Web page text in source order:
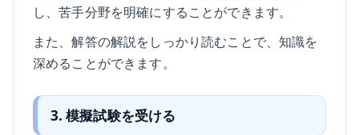
し、苦手分野を明確にすることができます。
また、解答の解説をしっかり読むことで、知識を
深めることができます。
3. 模擬試験を受ける